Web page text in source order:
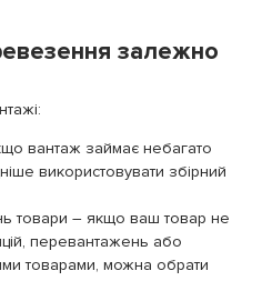
залежно
вантаж займає небагато
використовувати збірний
товари – якщо ваш товар не
перевантажень або
товарами, можна обрати